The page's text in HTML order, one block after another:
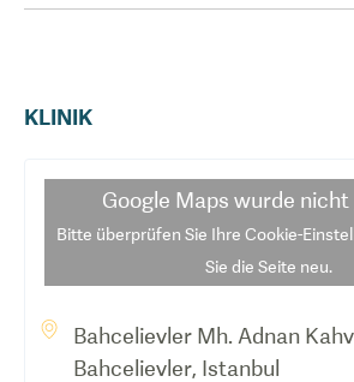
KLINIK
Google Maps wurde nicht
Bitte überprüfen Sie Ihre Cookie-
Sie die Seite neu.
Bahcelievler Mh. Adnan
Bahcelievler, Istanbul